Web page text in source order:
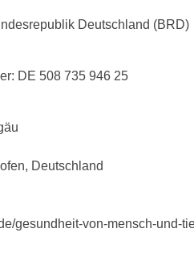
Deutschland (BRD)
DE 508 735 946 25
Deutschland
gesundheit-von-mensch-und-